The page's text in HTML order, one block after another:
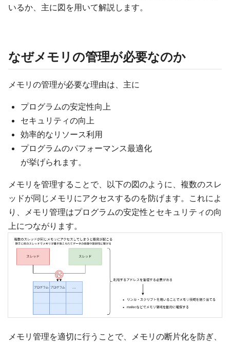
いるか、主に図を用いて解説します。
なぜメモリの管理が必要なのか
メモリの管理が必要な理由は、主に
プログラムの安定性向上
セキュリティの向上
効率的なリソース利用
プログラムのパフォーマンス最適化
が挙げられます。
メモリを管理することで、以下の図のように、複数のスレ
ッドが同じメモリにアクセスするのを防げます。これによ
り、メモリ管理はプログラムの安定性とセキュリティの向
上につながります。
メモリ管理を適切に行うことで、メモリの断片化を防ぎ、